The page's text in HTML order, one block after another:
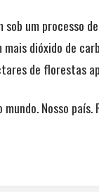
um processo
dióxido de
de florestas
Nosso